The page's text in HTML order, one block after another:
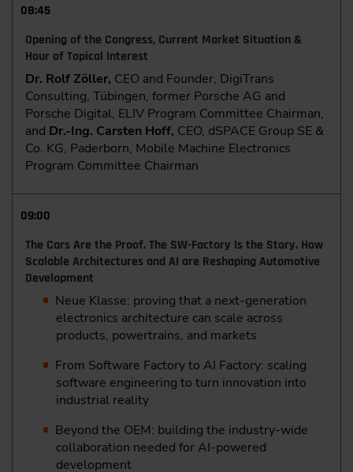
08:45
Opening of the Congress, Current Market Situation &
Hour of Topical Interest
Dr. Rolf Zöller, CEO and Founder, DigiTrans
Consulting, Tübingen, former Porsche AG and
Porsche Digital, ELIV Program Committee Chairman,
and Dr.-Ing. Carsten Hoff, CEO, dSPACE Group SE &
Co. KG, Paderborn, Mobile Machine Electronics
Program Committee Chairman
09:00
The Cars Are the Proof. The SW-Factory Is the Story. How
Scalable Architectures and AI are Reshaping Automotive
Development
Neue Klasse: proving that a next-generation
electronics architecture can scale across
products, powertrains, and markets
From Software Factory to AI Factory: scaling
software engineering to turn innovation into
industrial reality
Beyond the OEM: building the industry-wide
collaboration needed for AI-powered
development